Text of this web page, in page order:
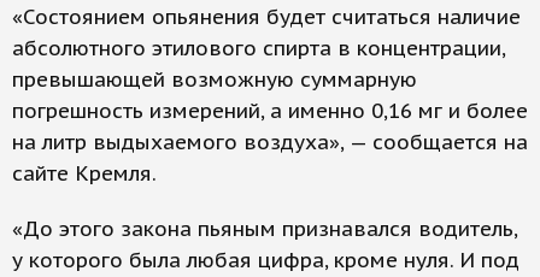
«Состоянием опьянения будет считаться наличие
абсолютного этилового спирта в концентрации,
превышающей возможную суммарную
погрешность измерений, а именно 0,16 мг и более
на литр выдыхаемого воздуха», — сообщается на
сайте Кремля.
«До этого закона пьяным признавался водитель,
у которого была любая цифра, кроме нуля. И под